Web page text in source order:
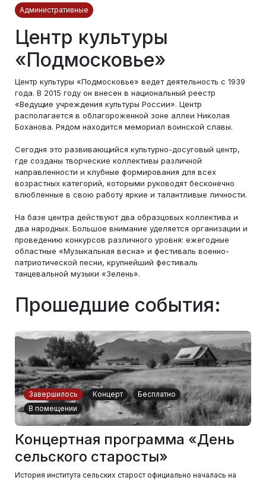
Административные
Центр культуры
«Подмосковье»
Центр культуры «Подмосковье» ведет деятельность с 1939
года. В 2015 году он внесен в национальный реестр
«Ведущие учреждения культуры России». Центр
располагается в облагороженной зоне аллеи Николая
Боханова. Рядом находится мемориал воинской славы.
Сегодня это развивающийся культурно-досуговый центр,
где созданы творческие коллективы различной
направленности и клубные формирования для всех
возрастных категорий, которыми руководят бесконечно
влюбленные в свою работу яркие и талантливые личности.
На базе центра действуют два образцовых коллектива и
два народных. Большое внимание уделяется организации и
проведению конкурсов различного уровня: ежегодные
областные «Музыкальная весна» и фестиваль военно-
патриотической песни, крупнейший фестиваль
танцевальной музыки «Зелень».
Прошедшие события:
Завершилось Концерт
Бесплатно
В помещении
Концертная программа «День
сельского старосты»
История института сельских старост официально началась на